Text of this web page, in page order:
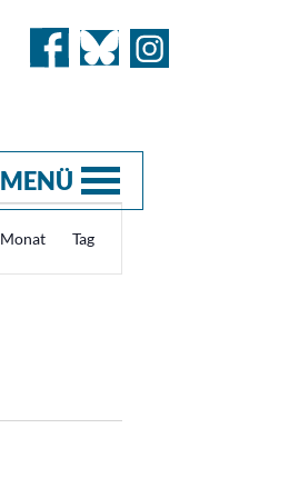
MENÜ
Veranstaltung
Ansichten-
Navigation
Monat Tag